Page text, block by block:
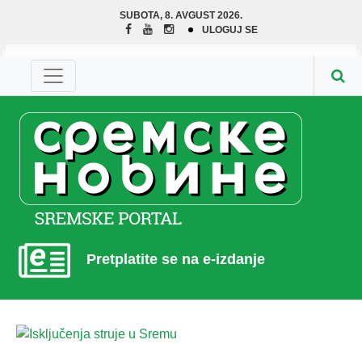
SUBOTA, 8. AVGUST 2026.
ULOGUJ SE
Pretplatite se na e-izdanje